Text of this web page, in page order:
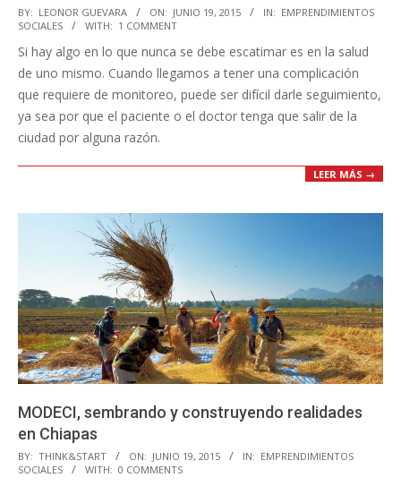
2015-
06-
19
BY: LEONOR GUEVARA ON: JUNIO 19, 2015 IN: EMPRENDIMIENTOS
SOCIALES
WITH: 1 COMMENT
Si hay algo en lo que nunca se debe escatimar es en la salud
de uno mismo. Cuando llegamos a tener una complicación
que requiere de monitoreo, puede ser difícil darle seguimiento,
ya sea por que el paciente o el doctor tenga que salir de la
ciudad por alguna razón.
LEER MÁS →
MODECI, sembrando y construyendo realidades
en Chiapas
2015-
06-
BY: THINK&START ON: JUNIO 19, 2015 IN: EMPRENDIMIENTOS
SOCIALES
WITH: 0 COMMENTS